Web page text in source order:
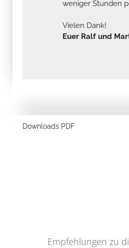
weniger Stunden
Vielen Dank!
Euer Ralf und
Downloads PDF
Empfehlungen zu